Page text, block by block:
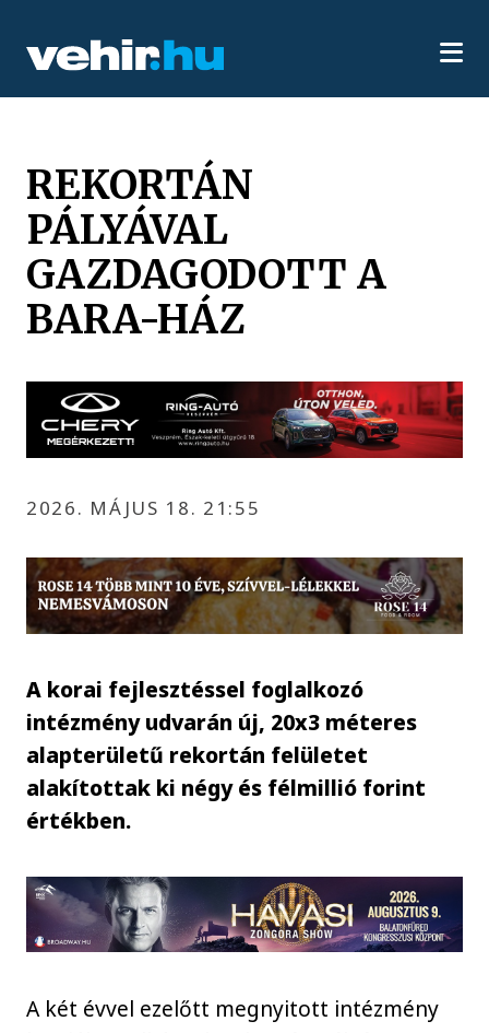
REKORTÁN
PÁLYÁVAL
GAZDAGODOTT A
BARA-HÁZ
2026. MÁJUS 18. 21:55
A korai fejlesztéssel foglalkozó
intézmény udvarán új, 20x3 méteres
alapterületű rekortán felületet
alakítottak ki négy és félmillió forint
értékben.
A két évvel ezelőtt megnyitott intézmény